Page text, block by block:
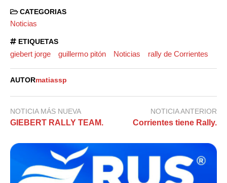
CATEGORIAS
Noticias
ETIQUETAS
giebert jorge guillermo pitón Noticias rally de Corrientes
AUTORmatiassp
NOTICIA MÁS NUEVA
GIEBERT RALLY TEAM.
NOTICIA ANTERIOR
Corrientes tiene Rally.